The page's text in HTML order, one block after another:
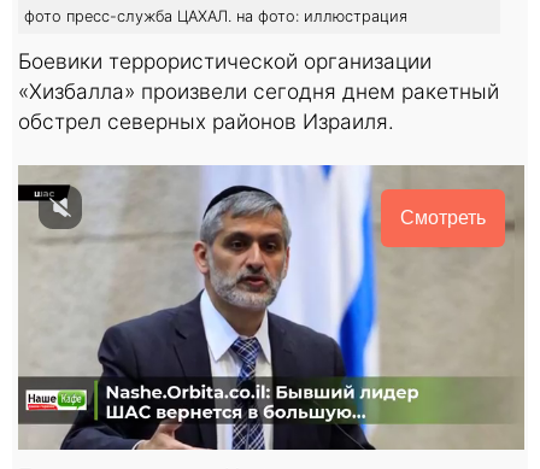
фото пресс-служба ЦАХАЛ. на фото: иллюстрация
Боевики террористической организации
«Хизбалла» произвели сегодня днем ракетный
обстрел северных районов Израиля.
Смотреть